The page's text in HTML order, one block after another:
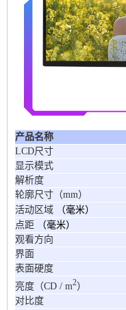
产品名称
LCD尺寸
显示模式
解析度
轮廓尺寸（mm）
活动区域
（毫米）
点距
（毫米）
观看方向
界面
表面硬度
亮度（CD / m2）
对比度